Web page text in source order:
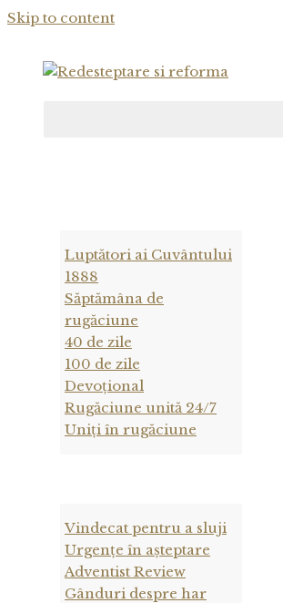
Skip to content
Luptători ai Cuvântului
1888
Săptămâna de
rugăciune
40 de zile
100 de zile
Devoțional
Rugăciune unită 24/7
Uniți în rugăciune
Vindecat pentru a sluji
Urgențe în așteptare
Adventist Review
Gânduri despre har